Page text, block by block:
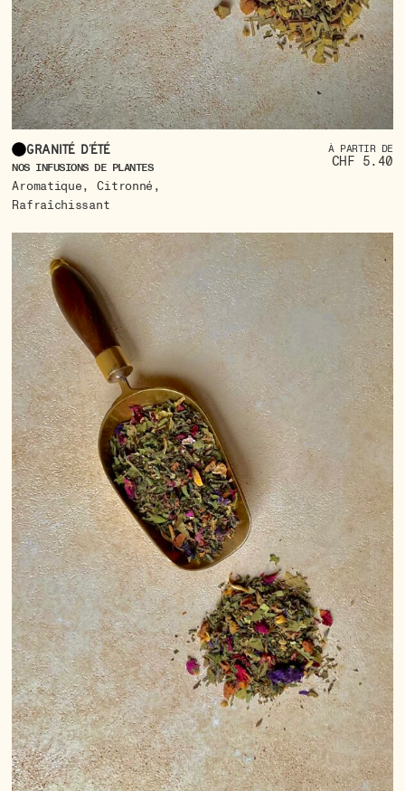
Granité d’été
NOS INFUSIONS DE PLANTES
Aromatique, Citronné ,
Rafraîchissant
À PARTIR DE
CHF 5.40